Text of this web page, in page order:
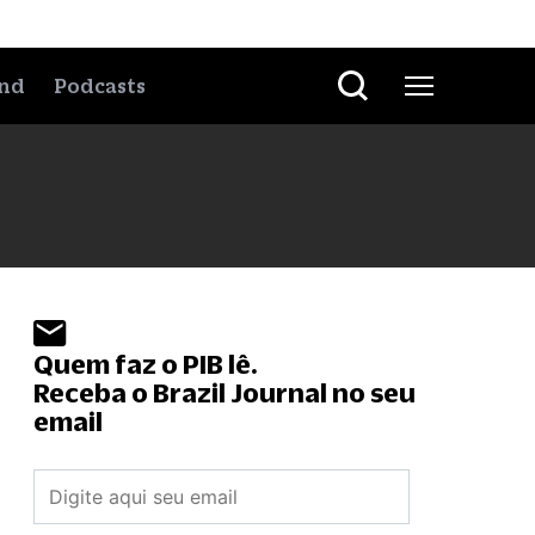
Podcasts
Quem faz o PIB lê.
Receba o Brazil Journal no seu
email